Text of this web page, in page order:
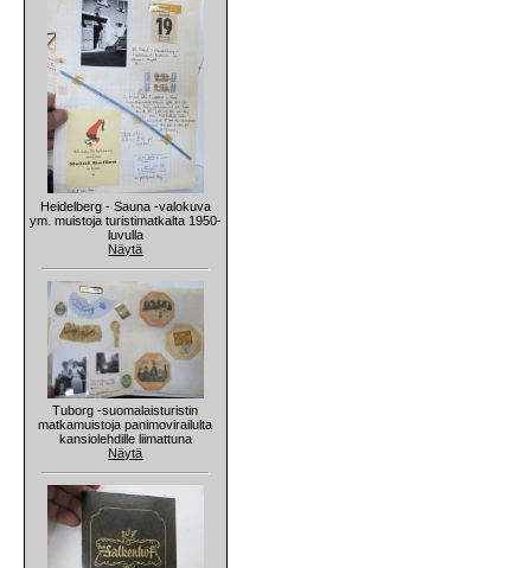
Heidelberg - Sauna -valokuva
ym. muistoja turistimatkalta 1950-
luvulla
Näytä
Tuborg -suomalaisturistin
matkamuistoja panimovirailulta
kansiolehdille liimattuna
Näytä